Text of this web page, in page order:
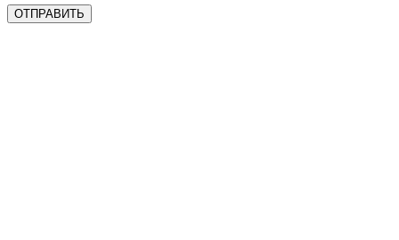
ОТПРАВИТЬ